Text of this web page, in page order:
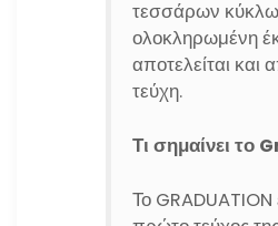
τεσσάρων
ολοκληρωμένη
αποτελείται και
τεύχη.
Τι σημαίνει
Το GRADUATION